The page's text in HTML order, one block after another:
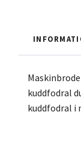
kuddfodral
kuddfodral i